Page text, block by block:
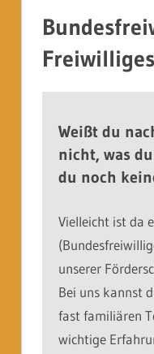
Weißt du
nicht, was
du noch
Vielleicht ist da
unserer
Bei uns kannst
fast familiären
wichtige